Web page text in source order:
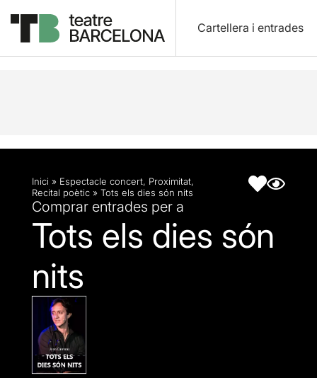
Cartellera i entrades
Descripció Fitxa artística
Inici » Espectacle concert, Proximitat,
Recital poètic » Tots els dies són nits
Comprar entrades per a
Tots els dies són
nits